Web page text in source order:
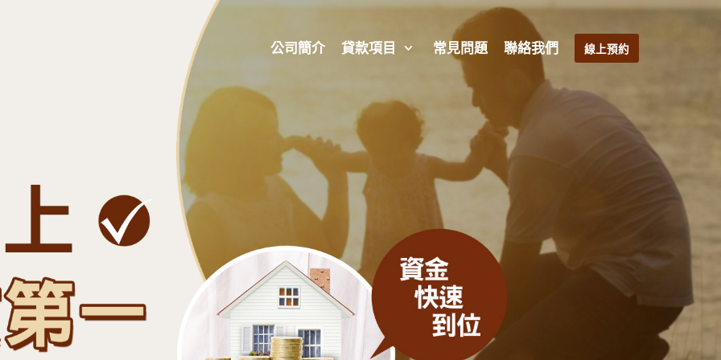
公司簡介 貸款項目 常見問題 聯絡我們 線上預約